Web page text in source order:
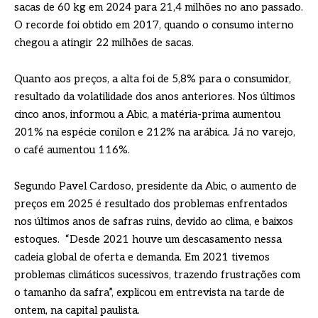
sacas de 60 kg em 2024 para 21,4 milhões no ano passado.
O recorde foi obtido em 2017, quando o consumo interno
chegou a atingir 22 milhões de sacas.
Quanto aos preços, a alta foi de 5,8% para o consumidor,
resultado da volatilidade dos anos anteriores. Nos últimos
cinco anos, informou a Abic, a matéria-prima aumentou
201% na espécie conilon e 212% na arábica. Já no varejo,
o café aumentou 116%.
Segundo Pavel Cardoso, presidente da Abic, o aumento de
preços em 2025 é resultado dos problemas enfrentados
nos últimos anos de safras ruins, devido ao clima, e baixos
estoques. “Desde 2021 houve um descasamento nessa
cadeia global de oferta e demanda. Em 2021 tivemos
problemas climáticos sucessivos, trazendo frustrações com
o tamanho da safra”, explicou em entrevista na tarde de
ontem, na capital paulista.